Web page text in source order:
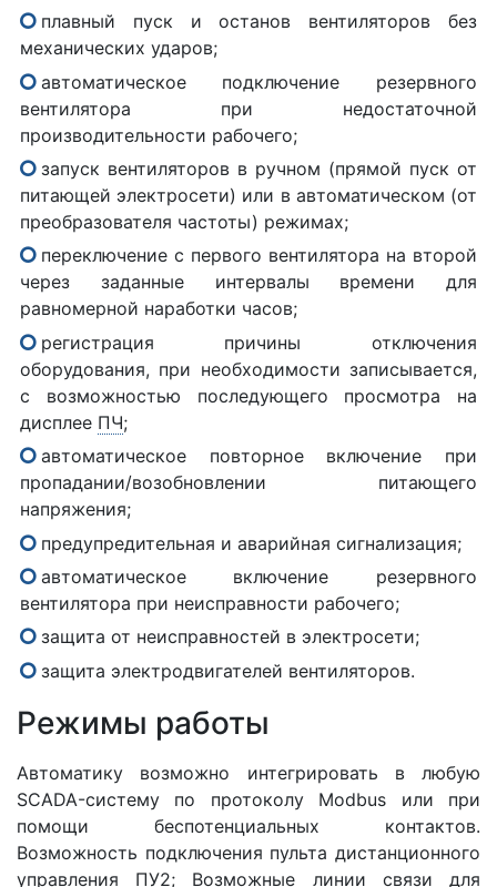
плавный пуск и останов вентиляторов без
механических ударов;
автоматическое подключение резервного
вентилятора при недостаточной
производительности рабочего;
запуск вентиляторов в ручном (прямой пуск от
питающей электросети) или в автоматическом (от
преобразователя частоты) режимах;
переключение с первого вентилятора на второй
через заданные интервалы времени для
равномерной наработки часов;
регистрация причины отключения
оборудования, при необходимости записывается,
с возможностью последующего просмотра на
дисплее ПЧ;
автоматическое повторное включение при
пропадании/возобновлении питающего
напряжения;
предупредительная и аварийная сигнализация;
автоматическое включение резервного
вентилятора при неисправности рабочего;
защита от неисправностей в электросети;
защита электродвигателей вентиляторов.
Режимы работы
Автоматику возможно интегрировать в любую
SCADA-систему по протоколу Modbus или при
помощи беспотенциальных контактов.
Возможность подключения пульта дистанционного
управления ПУ2; Возможные линии связи для